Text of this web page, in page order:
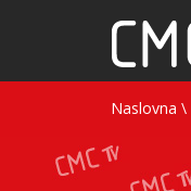
Naslovna \